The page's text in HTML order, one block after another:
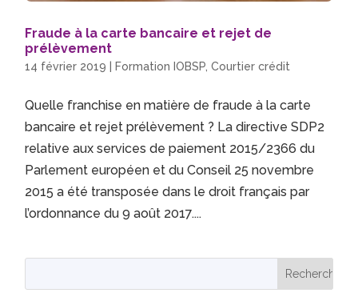
Fraude à la carte bancaire et rejet de
prélèvement
14 février 2019 Formation IOBSP,Courtier crédit
Quelle franchise en matière de fraude à la carte
bancaire et rejet prélèvement ? La directive SDP2
relative aux services de paiement 2015/2366 du
Parlement européen et du Conseil 25 novembre
2015 a été transposée dans le droit français par
l’ordonnance du 9 août 2017....